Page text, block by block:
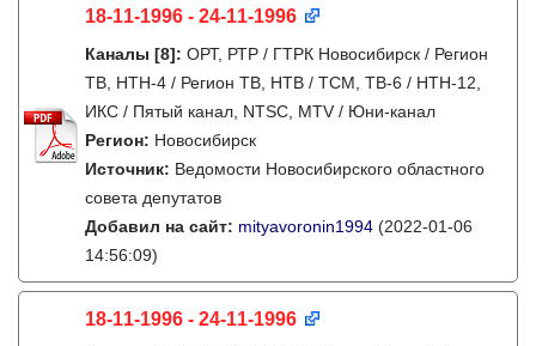
18-11-1996 - 24-11-1996
Каналы [8]: ОРТ, РТР / ГТРК Новосибирск / Регион
ТВ, НТН-4 / Регион ТВ, НТВ / ТСМ, ТВ-6 / НТН-12,
ИКС / Пятый канал, NTSC, MTV / Юни-канал
Регион: Новосибирск
Источник: Ведомости Новосибирского областного
совета депутатов
Добавил на сайт: mityavoronin1994 (2022-01-06
14:56:09)
18-11-1996 - 24-11-1996